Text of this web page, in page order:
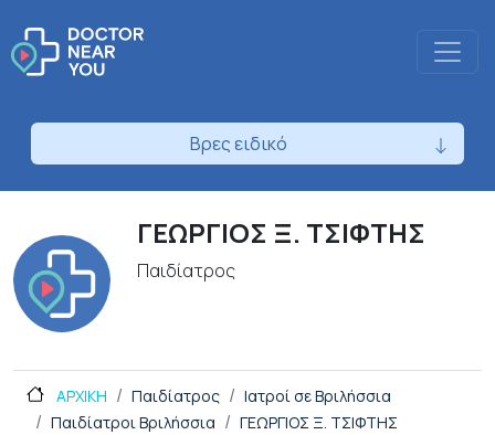
Βρες ειδικό
ΓΕΩΡΓΙΟΣ Ξ. ΤΣΙΦΤΗΣ
Παιδίατρος
ΑΡΧΙΚΗ Παιδίατρος
Ιατροί σε Βριλήσσια
Παιδίατροι Βριλήσσια
ΓΕΩΡΓΙΟΣ Ξ. ΤΣΙΦΤΗΣ